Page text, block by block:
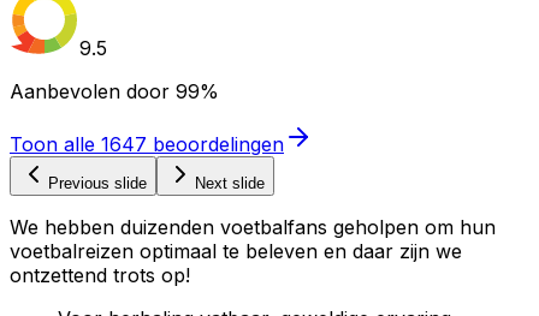
9.5
Aanbevolen door 99%
Toon alle 1647 beoordelingen
Previous slide Next slide
We hebben duizenden voetbalfans geholpen om hun
voetbalreizen optimaal te beleven en daar zijn we
ontzettend trots op!